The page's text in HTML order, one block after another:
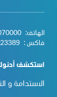
الهاتف:
فاكس :
استكشف
الاستدامة و